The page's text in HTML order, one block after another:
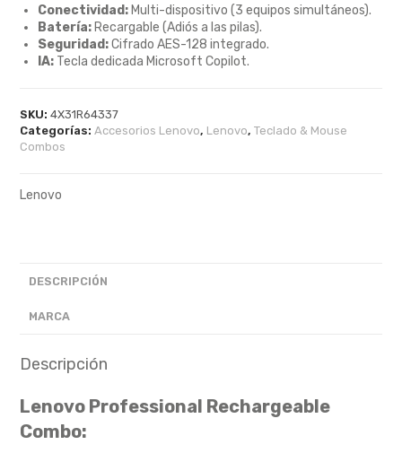
Conectividad: Multi-dispositivo (3 equipos simultáneos).
Batería: Recargable (Adiós a las pilas).
Seguridad:Cifrado AES-128 integrado.
IA: Tecla dedicada Microsoft Copilot.
SKU:4X31R64337
Categorías:Accesorios Lenovo, Lenovo,Teclado & Mouse
Combos
Lenovo
DESCRIPCIÓN
MARCA
Descripción
Lenovo Professional Rechargeable
Combo: